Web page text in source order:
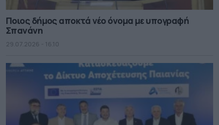
Ποιος δήμος αποκτά νέο όνομα με υπογραφή
Σπανάνη
29.07.2026 - 16.10